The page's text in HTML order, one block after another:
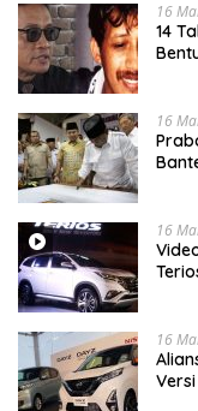
16
14
16
16
16